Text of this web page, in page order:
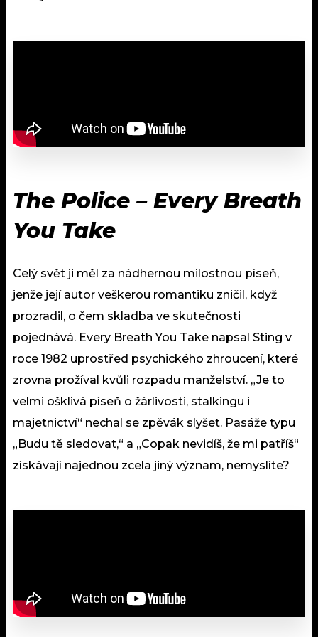
The Police – Every Breath
You Take
Celý svět ji měl za nádhernou milostnou píseň,
jenže její autor veškerou romantiku zničil, když
prozradil, o čem skladba ve skutečnosti
pojednává. Every Breath You Take napsal Sting v
roce 1982 uprostřed psychického zhroucení, které
zrovna prožíval kvůli rozpadu manželství. „Je to
velmi ošklivá píseň o žárlivosti, stalkingu i
majetnictví“ nechal se zpěvák slyšet. Pasáže typu
„Budu tě sledovat,“ a „Copak nevidíš, že mi patříš“
získávají najednou zcela jiný význam, nemyslíte?